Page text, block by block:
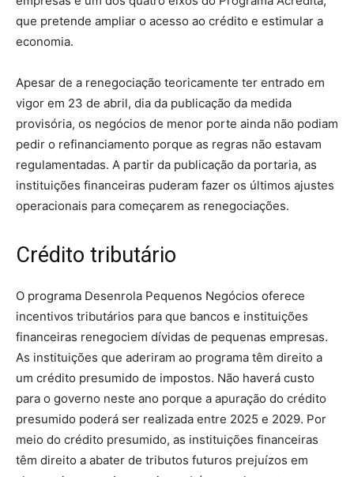
que pretende ampliar o acesso ao crédito e estimular a
economia.
Apesar de a renegociação teoricamente ter entrado em
vigor em 23 de abril, dia da publicação da medida
provisória, os negócios de menor porte ainda não podiam
pedir o refinanciamento porque as regras não estavam
regulamentadas. A partir da publicação da portaria, as
instituições financeiras puderam fazer os últimos ajustes
operacionais para começarem as renegociações.
Crédito tributário
O programa Desenrola Pequenos Negócios oferece
incentivos tributários para que bancos e instituições
financeiras renegociem dívidas de pequenas empresas.
As instituições que aderiram ao programa têm direito a
um crédito presumido de impostos. Não haverá custo
para o governo neste ano porque a apuração do crédito
presumido poderá ser realizada entre 2025 e 2029. Por
meio do crédito presumido, as instituições financeiras
têm direito a abater de tributos futuros prejuízos em